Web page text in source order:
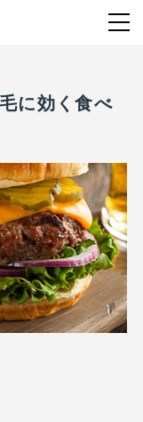
に効く食べ